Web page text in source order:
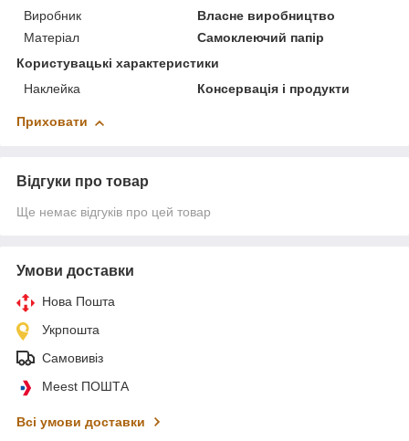
Виробник
Власне виробництво
Матеріал
Самоклеючий папір
Користувацькі характеристики
Наклейка
Консервація і продукти
Приховати
Відгуки про товар
Ще немає відгуків про цей товар
Умови доставки
Нова Пошта
Укрпошта
Самовивіз
Meest ПОШТА
Всі умови доставки